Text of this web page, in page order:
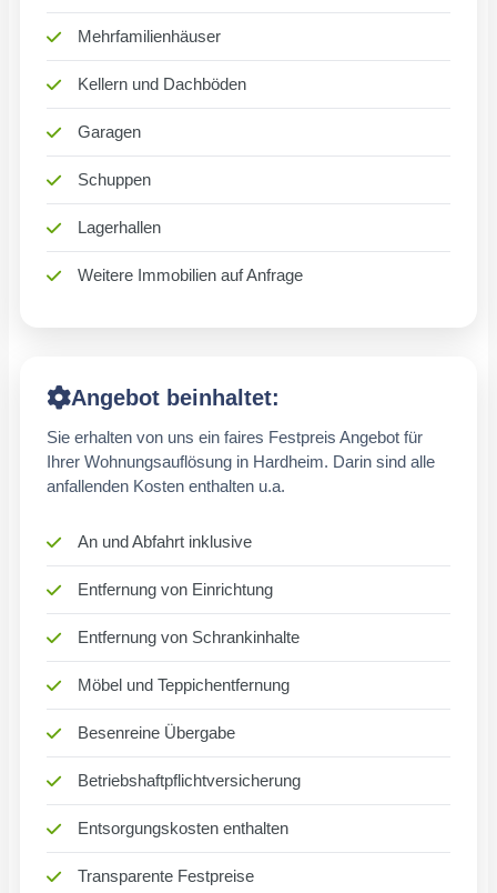
Mehrfamilienhäuser
Kellern und Dachböden
Garagen
Schuppen
Lagerhallen
Weitere Immobilien auf Anfrage
Angebot beinhaltet:
Sie erhalten von uns ein faires Festpreis Angebot für
Ihrer Wohnungsauflösung in Hardheim. Darin sind alle
anfallenden Kosten enthalten u.a.
An und Abfahrt inklusive
Entfernung von Einrichtung
Entfernung von Schrankinhalte
Möbel und Teppichentfernung
Besenreine Übergabe
Betriebshaftpflichtversicherung
Entsorgungskosten enthalten
Transparente Festpreise